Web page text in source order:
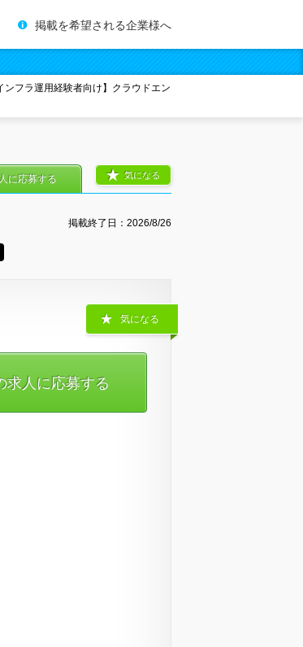
掲載を希望される企業様へ
ンフラ運用経験者向け】クラウドエン
掲載終了日： 2026/8/26
気になる
に応募する
気になる
求人に応募する